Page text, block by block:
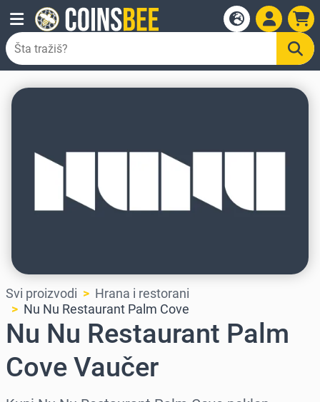
Svi proizvodi
Hrana i restorani
Nu Nu Restaurant Palm Cove
Nu Nu Restaurant Palm
Cove Vaučer